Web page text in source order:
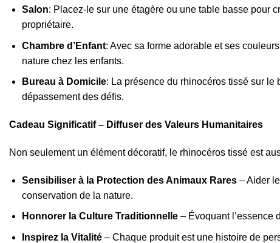
Salon: Placez-le sur une étagère ou une table basse pour
propriétaire.
Chambre d’Enfant: Avec sa forme adorable et ses
nature chez les enfants.
Bureau à Domicile: La présence du rhinocéros tissé sur le
dépassement des défis.
Cadeau Significatif – Diffuser des Valeurs Humanitaires
Non seulement un élément décoratif, le rhinocéros tissé est
Sensibiliser à la Protection des Animaux Rares– Aider le
conservation de la nature.
Honnorer la Culture Traditionnelle– Évoquant l’essence
Inspirez la Vitalité– Chaque produit est une histoire de